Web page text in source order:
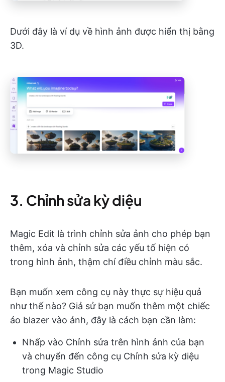
Dưới đây là ví dụ về hình ảnh được hiển thị bằng
3D.
3. Chỉnh sửa kỳ diệu
Magic Edit là trình chỉnh sửa ảnh cho phép bạn
thêm, xóa và chỉnh sửa các yếu tố hiện có
trong hình ảnh, thậm chí điều chỉnh màu sắc.
Bạn muốn xem công cụ này thực sự hiệu quả
như thế nào? Giả sử bạn muốn thêm một chiếc
áo blazer vào ảnh, đây là cách bạn cần làm:
Nhấp vào Chỉnh sửa trên hình ảnh của bạn
và chuyển đến công cụ Chỉnh sửa kỳ diệu
trong Magic Studio